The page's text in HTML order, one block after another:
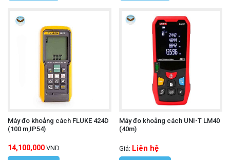
Máy đo khoảng cách FLUKE 424D
(100 m,IP54)
14,100,000 VND
Máy đo khoảng cách UNI-T LM40
(40m)
Giá: Liên hệ